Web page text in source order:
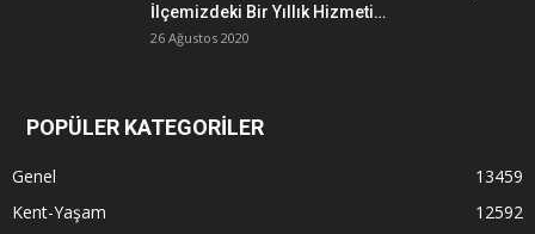
İlçemizdeki Bir Yıllık Hizmeti…
26 Ağustos 2020
POPÜLER KATEGORİLER
Genel
13459
Kent-Yaşam
12592